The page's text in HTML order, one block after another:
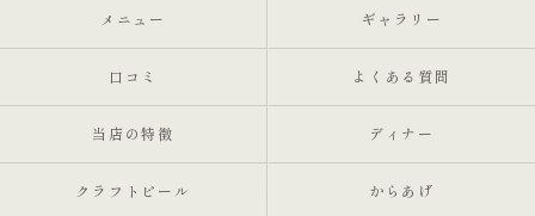
メニュー ギャラリー
口コミ よくある質問
当店の特徴 ディナー
クラフトビール からあげ